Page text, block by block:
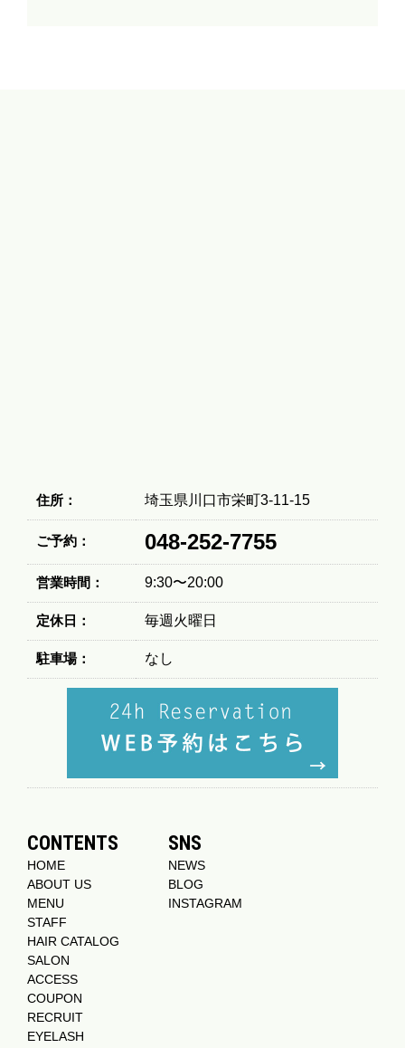
住所： 埼玉県川口市栄町3-11-15
ご予約： 048-252-7755
営業時間： 9:30〜20:00
定休日： 毎週火曜日
駐車場： なし
CONTENTS
HOME
ABOUT US
MENU
STAFF
HAIR CATALOG
SALON
ACCESS
COUPON
RECRUIT
EYELASH
SNS
NEWS
BLOG
INSTAGRAM